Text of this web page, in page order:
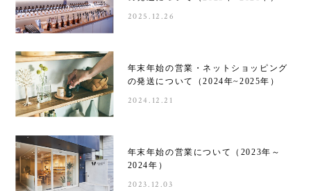
2025.12.26
年末年始の営業・ネットショッピング
の発送について（2024年~2025年）
2024.12.21
年末年始の営業について（2023年～
2024年）
2023.12.03